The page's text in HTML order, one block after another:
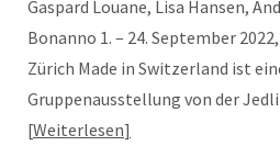
Gaspard Louane, Lisa Hansen,
Bonanno 1. – 24. September
Zürich Made in Switzerland ist
Gruppenausstellung von der
Weiterlesen